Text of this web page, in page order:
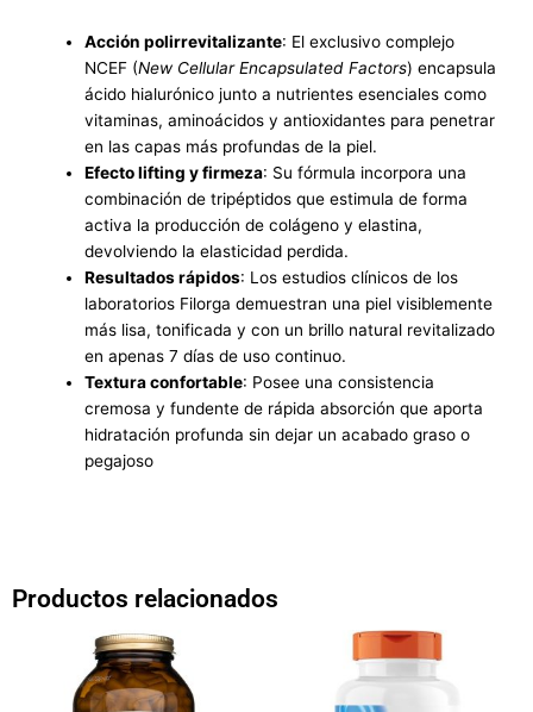
Acción polirrevitalizante: El exclusivo complejo
NCEF (New Cellular Encapsulated Factors) encapsula
ácido hialurónico junto a nutrientes esenciales como
vitaminas, aminoácidos y antioxidantes para penetrar
en las capas más profundas de la piel.
Efecto lifting y firmeza: Su fórmula incorpora una
combinación de tripéptidos que estimula de forma
activa la producción de colágeno y elastina,
devolviendo la elasticidad perdida.
Resultados rápidos: Los estudios clínicos de los
laboratorios Filorga demuestran una piel visiblemente
más lisa, tonificada y con un brillo natural revitalizado
en apenas 7 días de uso continuo.
Textura confortable: Posee una consistencia
cremosa y fundente de rápida absorción que aporta
hidratación profunda sin dejar un acabado graso o
pegajoso
Productos relacionados